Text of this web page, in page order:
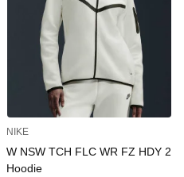
NIKE
W NSW TCH FLC WR FZ HDY 2
Hoodie